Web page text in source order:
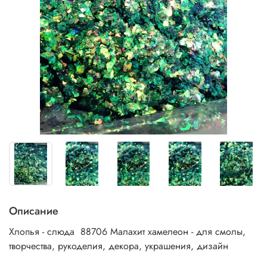
Описание
Хлопья - слюда 88706 Малахит хамелеон - для смолы,
творчества, рукоделия, декора, украшения, дизайн